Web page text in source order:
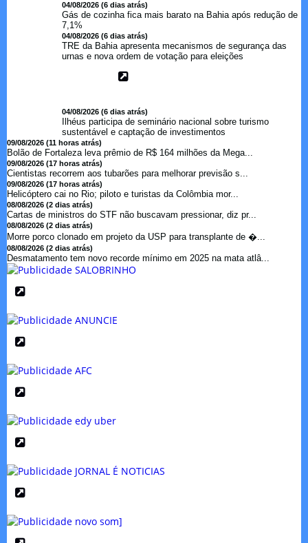
04/08/2026 (6 dias atrás)
Gás de cozinha fica mais barato na Bahia após redução de
7,1%
04/08/2026 (6 dias atrás)
TRE da Bahia apresenta mecanismos de segurança das
urnas e nova ordem de votação para eleições
04/08/2026 (6 dias atrás)
Ilhéus participa de seminário nacional sobre turismo
sustentável e captação de investimentos
09/08/2026 (11 horas atrás)
Bolão de Fortaleza leva prêmio de R$ 164 milhões da Mega...
09/08/2026 (17 horas atrás)
Cientistas recorrem aos tubarões para melhorar previsão s...
09/08/2026 (17 horas atrás)
Helicóptero cai no Rio; piloto e turistas da Colômbia mor...
08/08/2026 (2 dias atrás)
Cartas de ministros do STF não buscavam pressionar, diz pr...
08/08/2026 (2 dias atrás)
Morre porco clonado em projeto da USP para transplante de �...
08/08/2026 (2 dias atrás)
Desmatamento tem novo recorde mínimo em 2025 na mata atlâ...